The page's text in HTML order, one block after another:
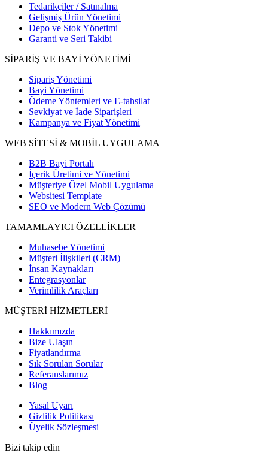
Tedarikçiler / Satınalma
Gelişmiş Ürün Yönetimi
Depo ve Stok Yönetimi
Garanti ve Seri Takibi
SİPARİŞ VE BAYİ YÖNETİMİ
Sipariş Yönetimi
Bayi Yönetimi
Ödeme Yöntemleri ve E-tahsilat
Sevkiyat ve İade Siparişleri
Kampanya ve Fiyat Yönetimi
WEB SİTESİ & MOBİL UYGULAMA
B2B Bayi Portalı
İçerik Üretimi ve Yönetimi
Müşteriye Özel Mobil Uygulama
Websitesi Template
SEO ve Modern Web Çözümü
TAMAMLAYICI ÖZELLİKLER
Muhasebe Yönetimi
Müşteri İlişkileri (CRM)
İnsan Kaynakları
Entegrasyonlar
Verimlilik Araçları
MÜŞTERİ HİZMETLERİ
Hakkımızda
Bize Ulaşın
Fiyatlandırma
Sık Sorulan Sorular
Referanslarımız
Blog
Yasal Uyarı
Gizlilik Politikası
Üyelik Sözleşmesi
Bizi takip edin